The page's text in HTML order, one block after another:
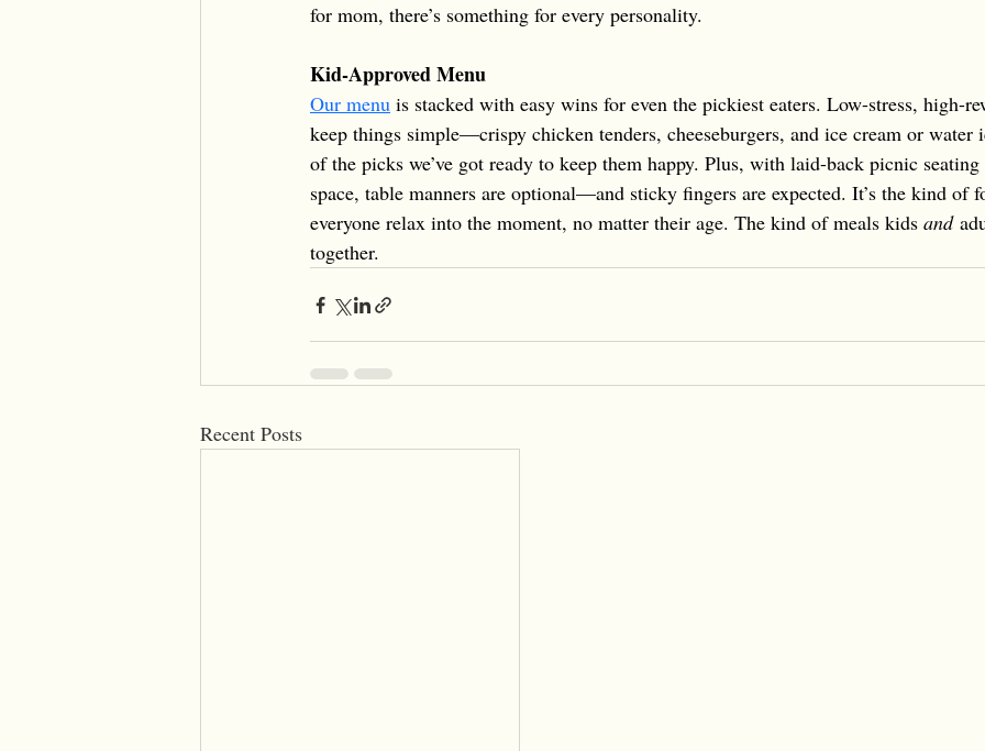
for mom, there’s something for every personality.
Kid-Approved Menu
Our menu is stacked with easy wins for even the pickiest eaters. Low-stress, high-
keep things simple—crispy chicken tenders, cheeseburgers, and ice cream or water
of the picks we’ve got ready to keep them happy. Plus, with laid-back picnic
space, table manners are optional—and sticky fingers are expected. It’s the kind of
everyone relax into the moment, no matter their age. The kind of meals kids and
together.
Recent Posts